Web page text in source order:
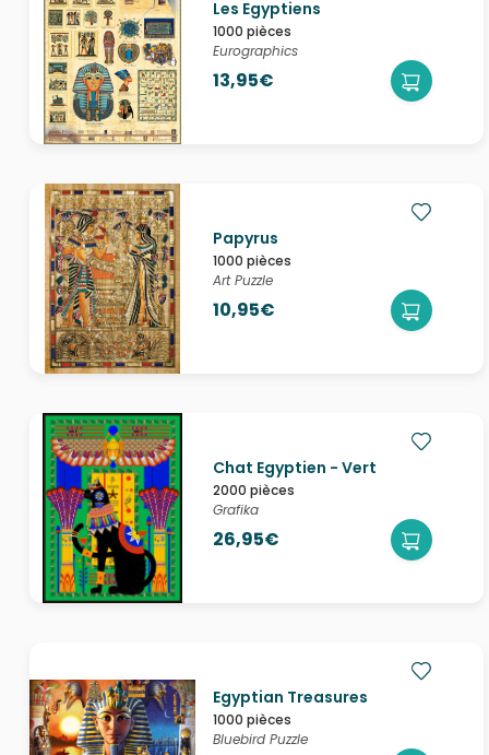
Les Egyptiens
1000 pièces
Eurographics
13,95€
Papyrus
1000 pièces
Art Puzzle
10,95€
Chat Egyptien - Vert
2000 pièces
Grafika
26,95€
Egyptian Treasures
1000 pièces
Bluebird Puzzle